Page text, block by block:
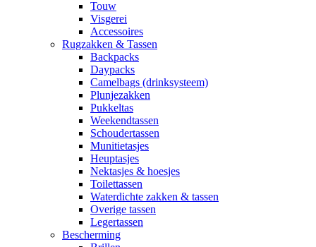
Touw
Visgerei
Accessoires
Rugzakken & Tassen
Backpacks
Daypacks
Camelbags (drinksysteem)
Plunjezakken
Pukkeltas
Weekendtassen
Schoudertassen
Munitietasjes
Heuptasjes
Nektasjes & hoesjes
Toilettassen
Waterdichte zakken & tassen
Overige tassen
Legertassen
Bescherming